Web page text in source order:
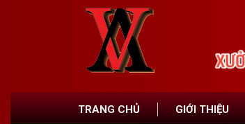
TRANG CHỦ GIỚI THIỆU